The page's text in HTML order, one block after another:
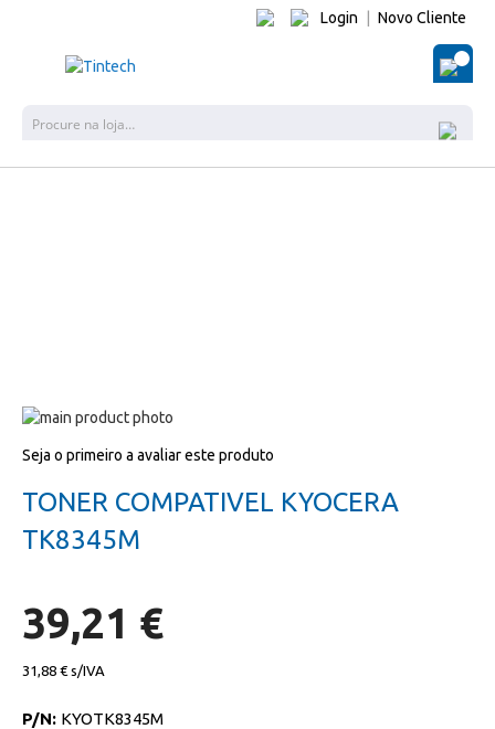
Login Novo Cliente
O
Salte
o
galeria
de
para
início
da
galeria
Seja o primeiro a avaliar este produto
TONER COMPATIVEL KYOCERA
TK8345M
39,21 €
31,88 €
P/N: KYOTK8345M